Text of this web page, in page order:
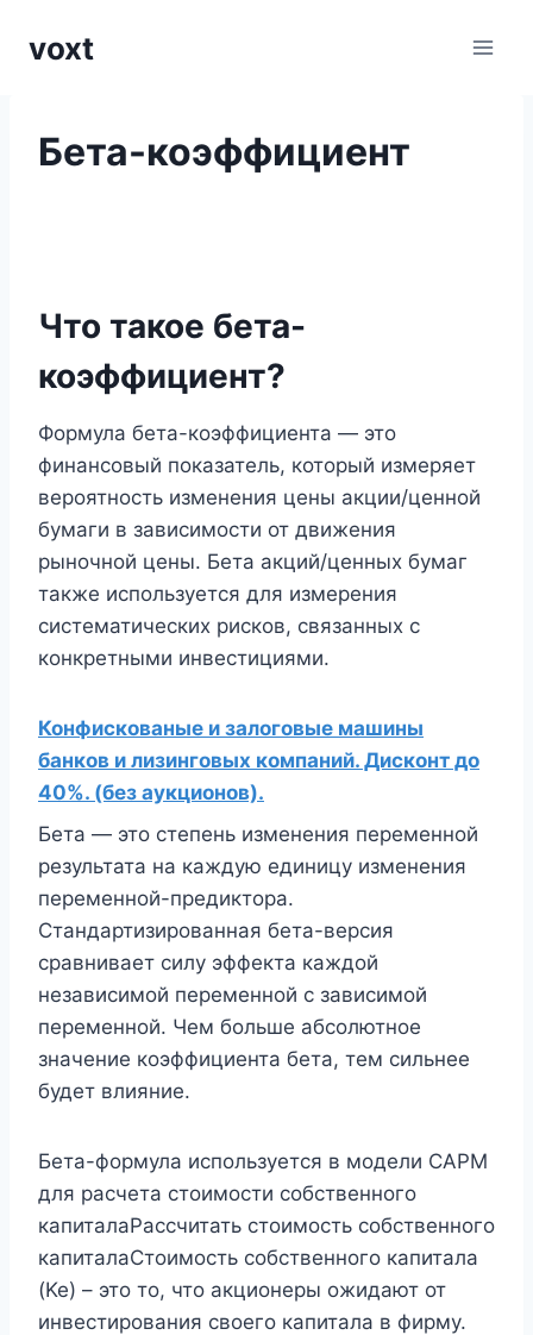
voxt
Бета-коэффициент
Что такое бета-
коэффициент?
Формула бета-коэффициента — это
финансовый показатель, который измеряет
вероятность изменения цены акции/ценной
бумаги в зависимости от движения
рыночной цены. Бета акций/ценных бумаг
также используется для измерения
систематических рисков, связанных с
конкретными инвестициями.
Конфискованые и залоговые машины
банков и лизинговых компаний. Дисконт до
40%. (без аукционов).
Бета — это степень изменения переменной
результата на каждую единицу изменения
переменной-предиктора.
Стандартизированная бета-версия
сравнивает силу эффекта каждой
независимой переменной с зависимой
переменной. Чем больше абсолютное
значение коэффициента бета, тем сильнее
будет влияние.
Бета-формула используется в модели CAPM
для расчета стоимости собственного
капиталаРассчитать стоимость собственного
капиталаСтоимость собственного капитала
(Ke) – это то, что акционеры ожидают от
инвестирования своего капитала в фирму.